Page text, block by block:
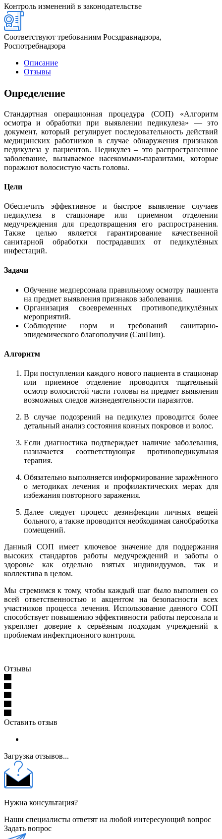
Контроль изменений в законодательстве
Соответствуют требованиям Росздравнадзора,
Роспотребнадзора
Описание
Отзывы
Определение
Стандартная операционная процедура (СОП) «Алгоритм
осмотра и обработки при выявлении педикулеза» — это
документ, который регулирует последовательность действий
медицинских работников в случае обнаружения признаков
педикулеза у пациентов. Педикулез – это распространенное
заболевание, вызываемое насекомыми-паразитами, которые
поражают волосистую часть головы.
Цели
Обеспечить эффективное и быстрое выявление случаев
педикулеза в стационаре или приемном отделении
медучреждения для предотвращения его распространения.
Также целью является гарантирование качественной
санитарной обработки пострадавших от педикулёзных
инфестаций.
Задачи
Обучение медперсонала правильному осмотру пациента
на предмет выявления признаков заболевания.
Организация своевременных противопедикулёзных
мероприятий.
Соблюдение норм и требований санитарно-
эпидемического благополучия (СанПин).
Алгоритм
При поступлении каждого нового пациента в стационар
или приемное отделение проводится тщательный
осмотр волосистой части головы на предмет выявления
возможных следов жизнедеятельности паразитов.
В случае подозрений на педикулез проводится более
детальный анализ состояния кожных покровов и волос.
Если диагностика подтверждает наличие заболевания,
назначается соответствующая противопедикульная
терапия.
Обязательно выполняется информирование заражённого
о методиках лечения и профилактических мерах для
избежания повторного заражения.
Далее следует процесс дезинфекции личных вещей
больного, а также проводится необходимая санобработка
помещений.
Данный СОП имеет ключевое значение для поддержания
высоких стандартов работы медучреждений и заботы о
здоровье как отдельно взятых индивидуумов, так и
коллектива в целом.
Мы стремимся к тому, чтобы каждый шаг было выполнен со
всей ответственностью и акцентом на безопасности всех
участников процесса лечения. Использование данного СОП
способствует повышению эффективности работы персонала и
укрепляет доверие к серьёзным подходам учреждений к
проблемам инфектционного контроля.
Отзывы
Оставить отзыв
Загрузка отзывов...
Нужна консультация?
Наши специалисты ответят на любой интересующий вопрос
Задать вопрос